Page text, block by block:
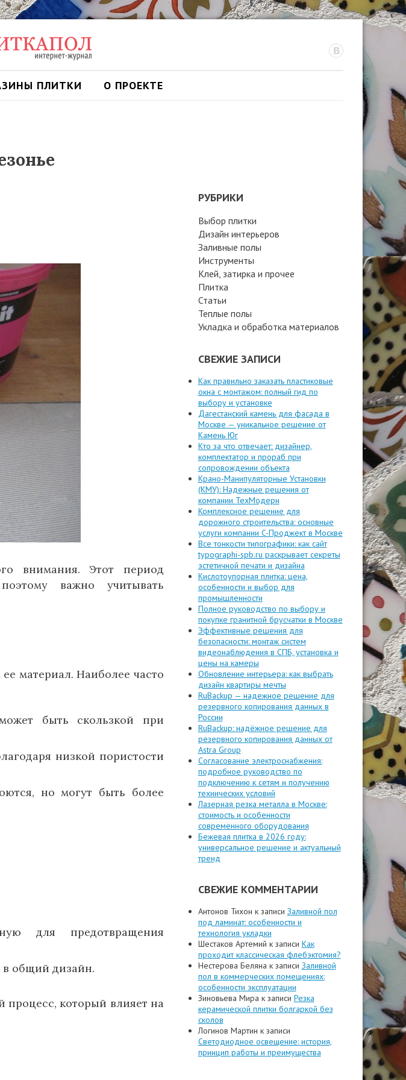
ПЛИТКИ О ПРОЕКТЕ
внимания. Этот период
важно учитывать
материал. Наиболее часто
быть скользкой при
низкой пористости
но могут быть более
для предотвращения
в общий дизайн.
процесс, который влияет на
РУБРИКИ
Выбор плитки
Дизайн интерьеров
Заливные полы
Инструменты
Клей, затирка и прочее
Плитка
Статьи
Теплые полы
Укладка и обработка материалов
СВЕЖИЕ ЗАПИСИ
Как правильно заказать пластиковые
окна с монтажом: полный гид по
выбору и установке
Дагестанский камень для фасада в
Москве — уникальное решение от
Камень Юг
Кто за что отвечает: дизайнер,
комплектатор и прораб при
сопровождении объекта
Крано-Манипуляторные Установки
(КМУ): Надежные решения от
компании ТехМодерн
Комплексное решение для
дорожного строительства: основные
услуги компании C-Проджект в Москве
Все тонкости типографики: как сайт
typographi-spb.ru раскрывает секреты
эстетичной печати и дизайна
Кислотоупорная плитка: цена,
особенности и выбор для
промышленности
Полное руководство по выбору и
покупке гранитной брусчатки в Москве
Эффективные решения для
безопасности: монтаж систем
видеонаблюдения в СПБ, установка и
цены на камеры
Обновление интерьера: как выбрать
дизайн квартиры мечты
RuBackup — надежное решение для
резервного копирования данных в
России
RuBackup: надёжное решение для
резервного копирования данных от
Astra Group
Согласование электроснабжения:
подробное руководство по
подключению к сетям и получению
технических условий
Лазерная резка металла в Москве:
стоимость и особенности
современного оборудования
Бежевая плитка в 2026 году:
универсальное решение и актуальный
тренд
СВЕЖИЕ КОММЕНТАРИИ
Антонов Тихон к записи Заливной пол
под ламинат: особенности и
технология укладки
Шестаков Артемий к записи Как
проходит классическая флебэктомия?
Нестерова Беляна к записи Заливной
пол в коммерческих помещениях:
особенности эксплуатации
Зиновьева Мира к записи Резка
керамической плитки болгаркой без
сколов
Логинов Мартин к записи
Светодиодное освещение: история,
принцип работы и преимущества